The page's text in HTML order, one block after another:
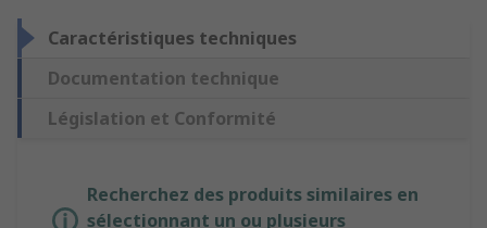
Caractéristiques techniques
Documentation technique
Législation et Conformité
Recherchez des produits similaires en
sélectionnant un ou plusieurs